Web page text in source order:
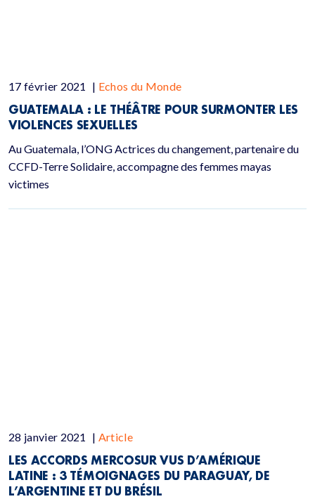
17 février 2021 | Echos du Monde
GUATEMALA : LE THÉÂTRE POUR SURMONTER LES
VIOLENCES SEXUELLES
Au Guatemala, l’ONG Actrices du changement, partenaire du
CCFD-Terre Solidaire, accompagne des femmes mayas
victimes
28 janvier 2021 | Article
LES ACCORDS MERCOSUR VUS D’AMÉRIQUE
LATINE : 3 TÉMOIGNAGES DU PARAGUAY, DE
L’ARGENTINE ET DU BRÉSIL